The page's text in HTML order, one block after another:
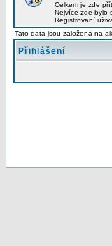
Celkem je zde
Nejvíce zde bylo
Registrovaní
Tato data jsou založena na
Přihlášení